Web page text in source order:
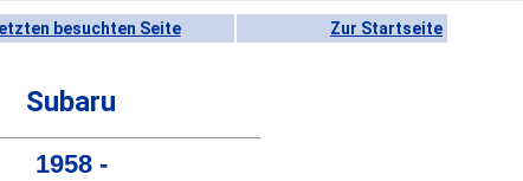
besuchten Seite Zur Startseite
Subaru
1958 -